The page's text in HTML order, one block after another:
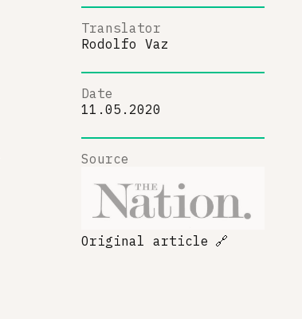
Translator
Rodolfo Vaz
Date
11.05.2020
Source
Original article 🔗